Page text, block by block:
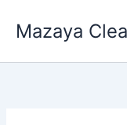
Mazaya